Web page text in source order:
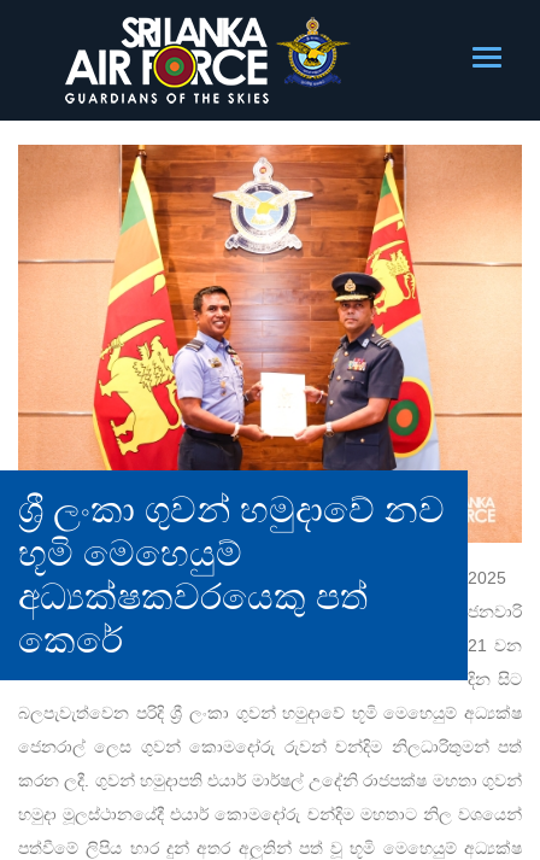
ශ්‍රී ලංකා ගුවන් හමුදාවේ නව
භූමි මෙහෙයුම්
අධ්‍යක්ෂකවරයෙකු පත්
කෙරේ
2025
ජනවාරි
21 වන
දින සිට
බලපැවැත්වෙන පරිදි ශ්‍රී ලංකා ගුවන් හමුදාවේ භූමි මෙහෙයුම් අධ්‍යක්ෂ
ජෙනරාල් ලෙස ගුවන් කොමදෝරු රුවන් චන්දිම නිලධාරිතුමන් පත්
කරන ලදී. ගුවන් හමුදාපති එයාර් මාර්ෂල් උදේනි රාජපක්ෂ මහතා ගුවන්
හමුදා මූලස්ථානයේදී එයාර් කොමදෝරු චන්දිම මහතාට නිල වශයෙන්
පත්වීමේ ලිපිය භාර දුන් අතර අලුතින් පත් වූ භූමි මෙහෙයුම් අධ්‍යක්ෂ